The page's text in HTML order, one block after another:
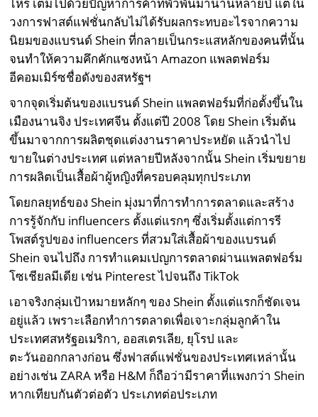
ไหร่ เต็มไปด้วยปัญหาการค้าที่พัวพันมานานหลายปี แต่ใน
วงการฟาสต์แฟชั่นกลับไม่ได้รับผลกระทบอะไรจากความ
นิยมของแบรนด์ Shein ที่กลายเป็นกระแสหลักของคนที่นั้น
จนทำให้ความคึกคักแซงหน้า Amazon แพลตฟอร์ม
อีคอมเมิร์ซชื่อดังของสหรัฐฯ
จากจุดเริ่มต้นของแบรนด์ Shein แพลตฟอร์มที่ก่อตั้งขึ้นใน
เมืองนานจิง ประเทศจีน ตั้งแต่ปี 2008 โดย Shein เริ่มต้น
ขึ้นมาจากการผลิตชุดแต่งงานราคาประหยัด แล้วนำไป
ขายในต่างประเทศ แต่หลายปีหลังจากนั้น Shein เริ่มขยาย
การผลิตเป็นเสื้อผ้าผู้หญิงที่ครอบคลุมทุกประเภท
โดยกลยุทธ์ของ Shein มุ่งมาที่การทำการตลาดและสร้าง
การรู้จักกับ influencers ตั้งแต่แรกๆ ซึ่งเริ่มตั้งแต่การรี
โพสต์รูปของ influencers ที่สวมใส่เสื้อผ้าของแบรนด์
Shein จนไปถึง การทำแคมเปญการตลาดผ่านแพลตฟอร์ม
โซเชียลมีเดีย เช่น Pinterest ไปจนถึง TikTok
เอาจริงกลุ่มเป้าหมายหลักๆ ของ Shein ตั้งแต่แรกก็ชัดเจน
อยู่แล้ว เพราะเลือกทำการตลาดเพื่อเจาะกลุ่มลูกค้าใน
ประเทศสหรัฐอเมริกา, ออสเตรเลีย, ยุโรป และ
ตะวันออกกลางก่อน ซึ่งฟาสต์แฟชั่นของประเทศเหล่านั้น
อย่างเช่น ZARA หรือ H&M ก็ถือว่ามีราคาที่แพงกว่า Shein
หากเทียบกันตัวต่อตัว ประเภทต่อประเภท